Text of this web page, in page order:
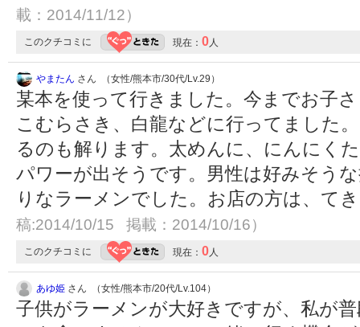
載：2014/11/12）
このクチコミに 現在： 0 人
やまたん さん （女性/熊本市/30代/Lv.29）
某本を使って行きました。今までお子
こむらさき、白龍などに行ってました
るのも解ります。太めんに、にんに
パワーが出そうです。男性は好みそう
りなラーメンでした。お店の方は、て
稿:2014/10/15 掲載：2014/10/16）
このクチコミに 現在： 0 人
あゆ姫 さん （女性/熊本市/20代/Lv.104）
子供がラーメンが大好きですが、私が